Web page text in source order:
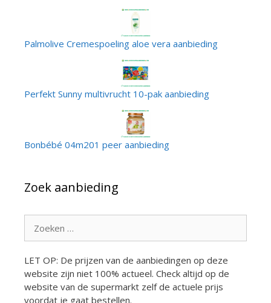
Palmolive Cremespoeling aloe vera aanbieding
Perfekt Sunny multivrucht 10-pak aanbieding
Bonbébé 04m201 peer aanbieding
Zoek aanbieding
naar:
LET OP: De prijzen van de aanbiedingen op deze
website zijn niet 100% actueel. Check altijd op de
website van de supermarkt zelf de actuele prijs
voordat je gaat bestellen.